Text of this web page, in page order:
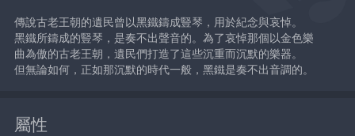
傳說古老王朝的遺民曾以黑鐵鑄成豎琴，用於紀念與哀悼。
黑鐵所鑄成的豎琴，是奏不出聲音的。為了哀悼那個以金色樂
曲為傲的古老王朝，遺民們打造了這些沉重而沉默的樂器。
但無論如何，正如那沉默的時代一般，黑鐵是奏不出音調的。
屬性